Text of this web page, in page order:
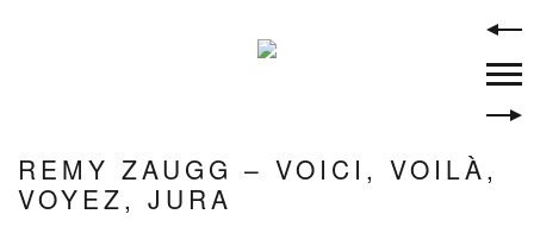
REMY ZAUGG – VOICI, VOILÀ,
VOYEZ, JURA